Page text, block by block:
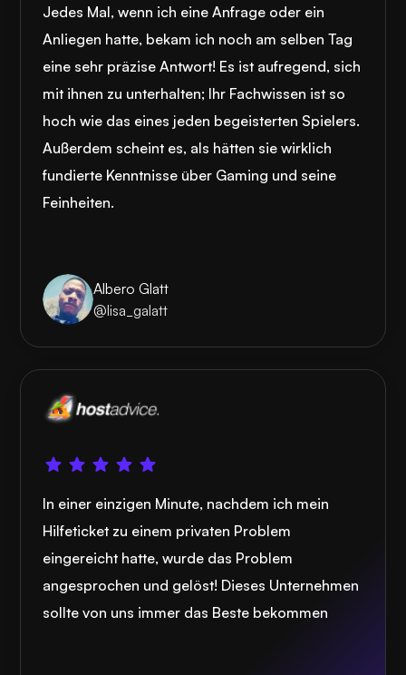
Jedes Mal, wenn ich eine Anfrage oder ein
Anliegen hatte, bekam ich noch am selben Tag
eine sehr präzise Antwort! Es ist aufregend, sich
mit ihnen zu unterhalten; Ihr Fachwissen ist so
hoch wie das eines jeden begeisterten Spielers.
Außerdem scheint es, als hätten sie wirklich
fundierte Kenntnisse über Gaming und seine
Feinheiten.
Albero Glatt
@lisa_galatt
In einer einzigen Minute, nachdem ich mein
Hilfeticket zu einem privaten Problem
eingereicht hatte, wurde das Problem
angesprochen und gelöst! Dieses Unternehmen
sollte von uns immer das Beste bekommen